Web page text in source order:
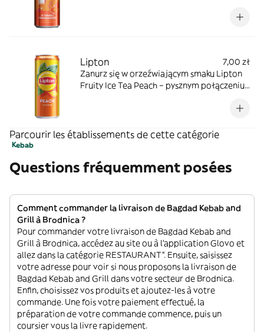
Lipton
7,00 zł
Zanurz się w orzeźwiającym smaku Lipton
Fruity Ice Tea Peach – pysznym połączeniu
brzoskwiniowego smaku. Dziel się słońcem!
Parcourir les établissements de cette catégorie
Kebab
Questions fréquemment posées
Comment commander la livraison de Bagdad Kebab and
Grill à Brodnica ?
Pour commander votre livraison de Bagdad Kebab and
Grill à Brodnica, accédez au site ou à l'application Glovo et
allez dans la catégorie RESTAURANT”. Ensuite, saisissez
votre adresse pour voir si nous proposons la livraison de
Bagdad Kebab and Grill dans votre secteur de Brodnica.
Enfin, choisissez vos produits et ajoutez-les à votre
commande. Une fois votre paiement effectué, la
préparation de votre commande commence, puis un
coursier vous la livre rapidement.